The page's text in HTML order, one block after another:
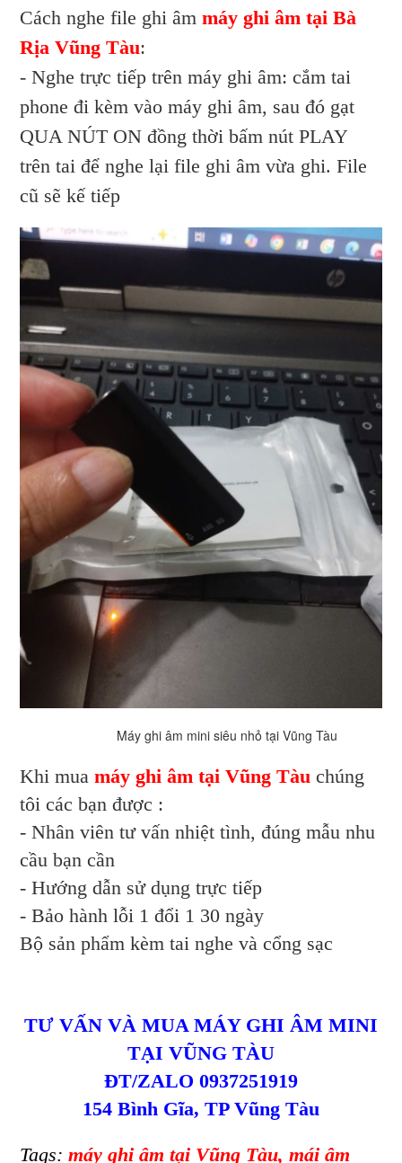
Cách nghe file ghi âmmáy ghi âm tại Bà
Rịa Vũng Tàu:
- Nghe trực tiếp trên máy ghi âm: cắm tai
phone đi kèm vào máy ghi âm, sau đó gạt
QUA NÚT ON đồng thời bấm nút PLAY
trên tai để nghe lại file ghi âm vừa ghi. File
cũ sẽ kế tiếp
Máy ghi âm mini siêu nhỏ tại Vũng Tàu
Khi muamáy ghi âm tại Vũng Tàuchúng
tôi các bạn được :
- Nhân viên tư vấn nhiệt tình, đúng mẫu nhu
cầu bạn cần
- Hướng dẫn sử dụng trực tiếp
- Bảo hành lỗi 1 đổi 1 30 ngày
Bộ sản phẩm kèm tai nghe và cổng sạc
TƯ VẤN VÀ MUA MÁY GHI ÂM MINI
TẠI VŨNG TÀU
ĐT/ZALO 0937251919
154 Bình Gĩa, TP Vũng Tàu
Tags: máy ghi âm tại Vũng Tàu, mái âm